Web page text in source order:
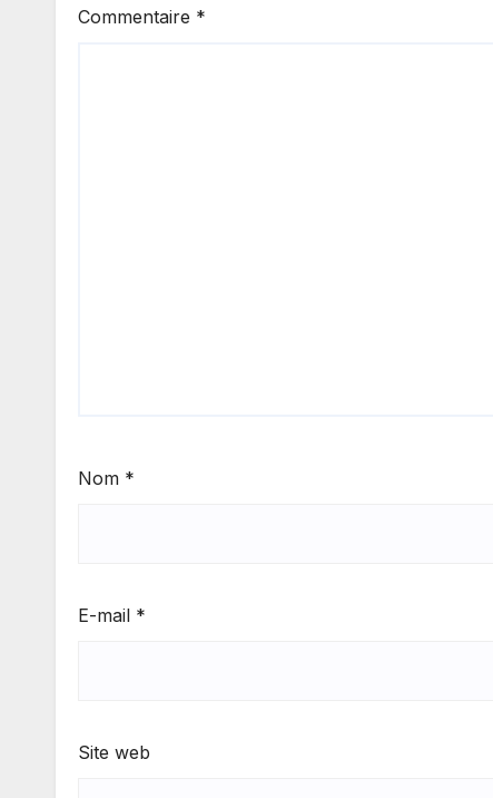
Commentaire *
Nom *
E-mail *
Site web